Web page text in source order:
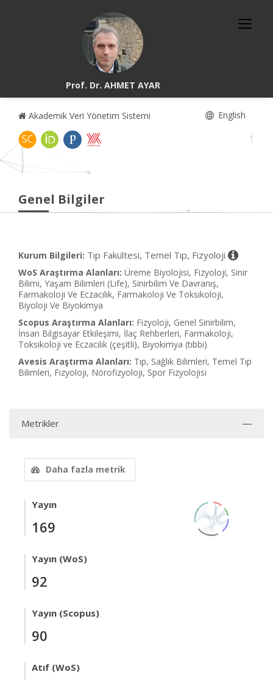
Prof. Dr. AHMET AYAR
Akademik Veri Yönetim Sistemi English
Genel Bilgiler
Kurum Bilgileri: Tıp Fakültesi, Temel Tıp, Fizyoloji
WoS Araştırma Alanları: Üreme Biyolojisi, Fizyoloji, Sinir
Bilimi, Yaşam Bilimleri (Life), Sinirbilim Ve Davranış,
Farmakoloji Ve Eczacılık, Farmakoloji Ve Toksikoloji,
Biyoloji Ve Biyokimya
Scopus Araştırma Alanları: Fizyoloji, Genel Sinirbilim,
İnsan Bilgisayar Etkileşimi, İlaç Rehberleri, Farmakoloji,
Toksikoloji ve Eczacılık (çeşitli), Biyokimya (tıbbi)
Avesis Araştırma Alanları: Tıp, Sağlık Bilimleri, Temel Tıp
Bilimleri, Fizyoloji, Nörofizyoloji, Spor Fizyolojisi
Metrikler
Daha fazla metrik
Yayın
169
Yayın (WoS)
92
Yayın (Scopus)
90
Atıf (WoS)